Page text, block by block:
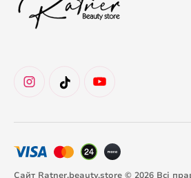
Сайт Ratner.beauty.store © 2026 Всі